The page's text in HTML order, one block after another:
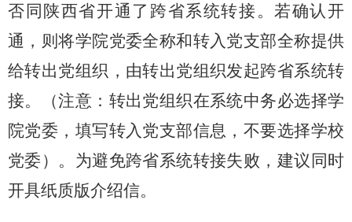
否同陕西省开通了跨省系统转接。若确认开
通，则将学院党委全称和转入党支部全称提供
给转出党组织，由转出党组织发起跨省系统转
接。
（注意：转出党组织在系统中务必选择学
院党委，填写转入党支部信息，不要选择学校
党委）。 为避免跨省系统转接失败，建议同时
开具纸质版介绍信。